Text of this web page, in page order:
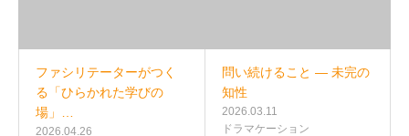
ファシリテーターがつく
る「ひらかれた学びの
場」…
2026.04.26
問い続けること — 未完の
知性
2026.03.11
ドラマケーション